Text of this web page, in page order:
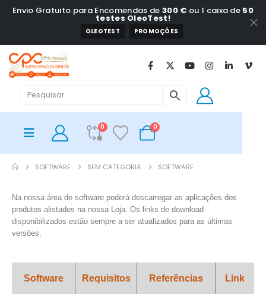
Envio Gratuito para Encomendas de 300 € ou 1 caixa de 50
testes OleoTest!
OLEOTEST PROMOÇÕES
0 0
SOFTWARE SEM CATEGORIA SOFTWARE
Na nossa área de software poderá descarregar as aplicações dos
produtos alistados na nossa Loja. Os links de download
disponibilizados estão sempre a ser atualizados para as últimas
versões.
Software Requisitos Referências Link